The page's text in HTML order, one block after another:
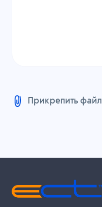
Прикрепить файл